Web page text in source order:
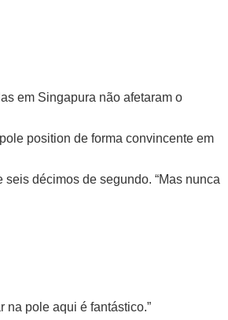
em Singapura não afetaram o
position de forma convincente em
décimos de segundo. “Mas nunca
na pole aqui é fantástico.”